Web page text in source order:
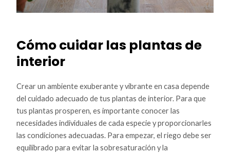
Cómo cuidar las plantas de
interior
Crear un ambiente exuberante y vibrante en casa depende
del cuidado adecuado de tus plantas de interior. Para que
tus plantas prosperen, es importante conocer las
necesidades individuales de cada especie y proporcionarles
las condiciones adecuadas. Para empezar, el riego debe ser
equilibrado para evitar la sobresaturación y la